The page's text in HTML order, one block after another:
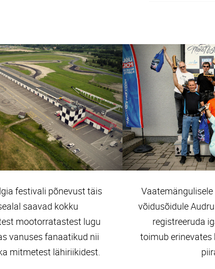
festivali põnevust täis
saavad kokku
mootorratastest lugu
vanuses fanaatikud nii
mitmetest lähiriikidest.
võidusõidule
registreeruda
toimub erinevates